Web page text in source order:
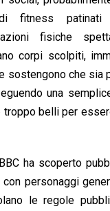
d
I
n
d
s
i
k
fitness patinati
fisiche
corpi scolpiti,
sostengono che sia
una
troppo belli per
ha scoperto
personaggi
le regole